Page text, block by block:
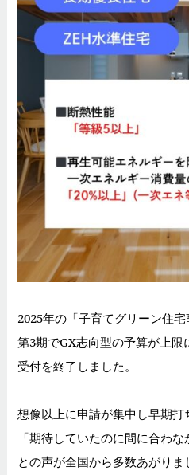
2025年の「子育てグリーン住宅
第3期でGX志向型の予算が上限
受付を終了しました。
想像以上に申請が集中し早期打
「期待していたのに間に合わな
との声が全国から多数あがりま